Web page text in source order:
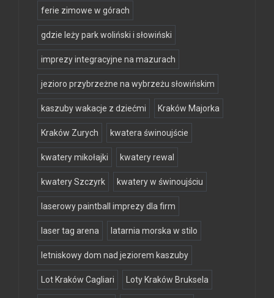
ferie zimowe w górach
gdzie leży park woliński i słowiński
imprezy integracyjne na mazurach
jezioro przybrzeżne na wybrzeżu słowińskim
kaszuby wakacje z dziećmi Kraków Majorka
Kraków Zurych kwatera świnoujście
kwatery mikołajki kwatery rewal
kwatery Szczyrk kwatery w świnoujściu
laserowy paintball imprezy dla firm
laser tag arena latarnia morska w stilo
letniskowy dom nad jeziorem kaszuby
Lot Kraków Cagliari Loty Kraków Bruksela